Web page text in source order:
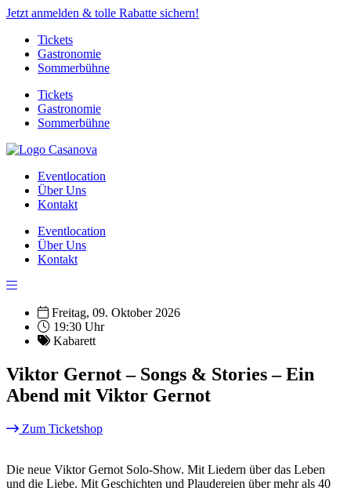
Jetzt anmelden & tolle Rabatte sichern!
Tickets
Gastronomie
Sommerbühne
Tickets
Gastronomie
Sommerbühne
Eventlocation
Über Uns
Kontakt
Eventlocation
Über Uns
Kontakt
Freitag, 09. Oktober 2026
19:30 Uhr
Kabarett
Viktor Gernot – Songs & Stories – Ein
Abend mit Viktor Gernot
Zum Ticketshop
Die neue Viktor Gernot Solo-Show. Mit Liedern über das Leben
und die Liebe. Mit Geschichten und Plaudereien über mehr als 40